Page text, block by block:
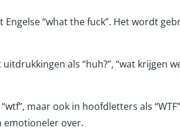
Engelse “what the fuck”. Het wordt
als “huh?”, “wat krijgen
maar ook in hoofdletters als
emotioneler over.